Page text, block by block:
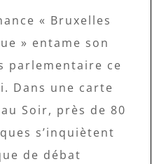
« Bruxelles
» entame son
parlementaire ce
Dans une carte
Soir, près de 80
s’inquiètent
de débat